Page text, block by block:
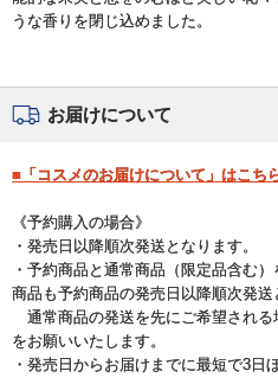
うな香りを閉じ込めました。
お届けについて
■「コスメのお届けについて」はこち
《予約購入の場合》
・発売日以降順次発送となります。
・予約商品と通常商品（限定品含む
商品も予約商品の発売日以降順次発送
通常商品の発送を先にご希望される
をお願いいたします。
・発売日からお届けまでに最短で3日